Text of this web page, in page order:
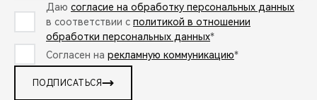
Даю согласие на обработку персональных данных
в соответствии с политикой в отношении
обработки персональных данных*
Согласен на рекламную коммуникацию*
ПОДПИСАТЬСЯ